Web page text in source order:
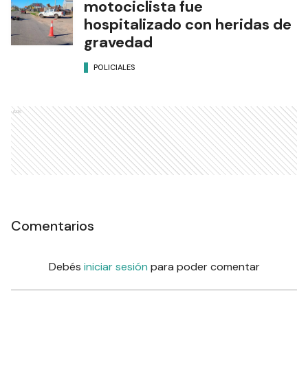
motociclista fue
hospitalizado con heridas de
gravedad
POLICIALES
Ads
Comentarios
Debés iniciar sesión para poder comentar